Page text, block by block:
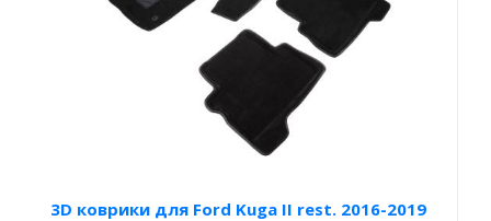
3D коврики для Ford Kuga II rest. 2016-2019